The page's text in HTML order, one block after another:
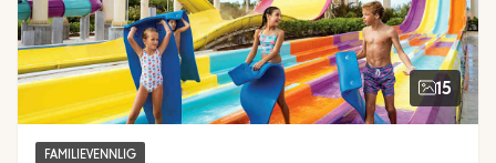
15
FAMILIEVENNLIG